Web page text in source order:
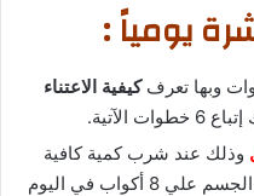
يومياً :
وبها تعرفكيفية الاعتناء
الآتية.
وذلك عند شرب كمية كافية
من الماء فيما لا يقل أن يحصل الجسم علي 8 أكواب في اليوم